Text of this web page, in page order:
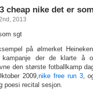
cheap nike det er
2013
sgt
på ølmerket
der de klarte å
den største fotballkamp
2009,‎nike free run 3,
poesi recital sesjon.